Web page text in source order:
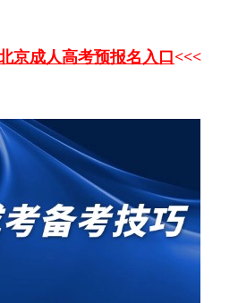
京成人高考预报名入口 <<<